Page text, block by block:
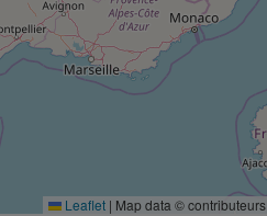
Leaflet | Map data © contributeurs